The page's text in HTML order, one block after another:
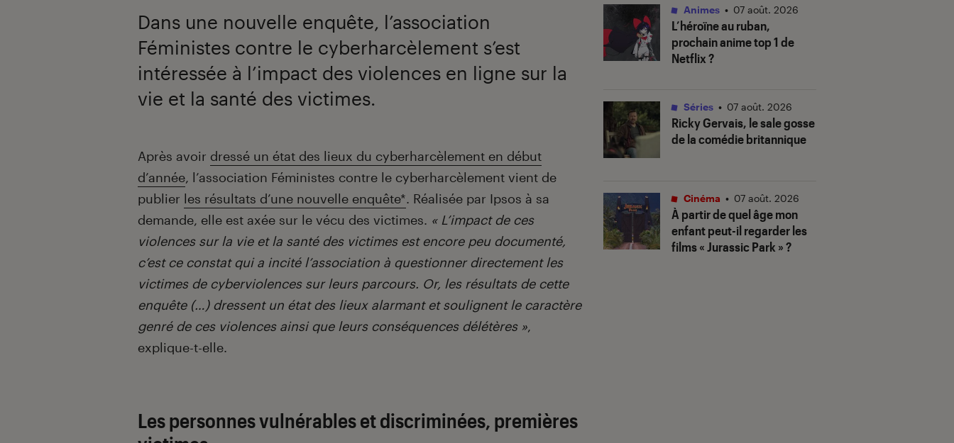
Dans une nouvelle enquête, l’association
Féministes contre le cyberharcèlement s’est
intéressée à l’impact des violences en ligne sur la
vie et la santé des victimes.
Introduction
Après avoir dressé un état des lieux du cyberharcèlement en début
d’année, l’association Féministes contre le cyberharcèlement vient de
publier les résultats d’une nouvelle enquête*. Réalisée par Ipsos à sa
demande, elle est axée sur le vécu des victimes. « L’impact de ces
violences sur la vie et la santé des victimes est encore peu documenté,
c’est ce constat qui a incité l’association à questionner directement les
victimes de cyberviolences sur leurs parcours. Or, les résultats de cette
enquête (…) dressent un état des lieux alarmant et soulignent le caractère
genré de ces violences ainsi que leurs conséquences délétères »,
explique-t-elle.
Les personnes vulnérables et discriminées, premières
L’héroïne au ruban,
prochain anime top 1 de
Netflix ?
Animes • 07 août. 2026
Ricky Gervais, le sale gosse
de la comédie britannique
Séries • 07 août. 2026
À partir de quel âge mon
enfant peut-il regarder les
films « Jurassic Park » ?
Cinéma • 07 août. 2026